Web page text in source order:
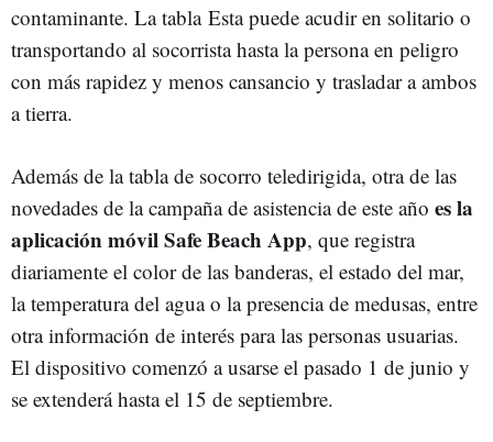
contaminante. La tabla Esta puede acudir en solitario o
transportando al socorrista hasta la persona en peligro
con más rapidez y menos cansancio y trasladar a ambos
a tierra.
Además de la tabla de socorro teledirigida, otra de las
novedades de la campaña de asistencia de este año es la
aplicación móvil Safe Beach App, que registra
diariamente el color de las banderas, el estado del mar,
la temperatura del agua o la presencia de medusas, entre
otra información de interés para las personas usuarias.
El dispositivo comenzó a usarse el pasado 1 de junio y
se extenderá hasta el 15 de septiembre.